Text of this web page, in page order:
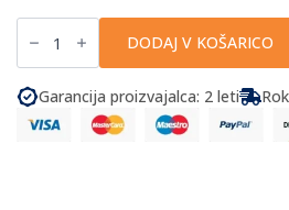
Campingaz
&
Grill
CV
Plus
DODAJ V KOŠARICO
Garancija proizvajalca: 2 leti